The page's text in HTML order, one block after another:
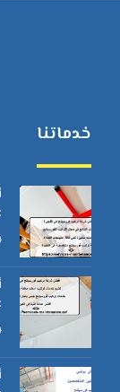
خدماتنا